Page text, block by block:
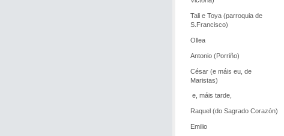
Tali e Toya (parroquia de
S.Francisco)
Ollea
Antonio (Porriño)
César (e máis eu, de
Maristas)
e, máis tarde,
Raquel (do Sagrado Corazón)
Emilio